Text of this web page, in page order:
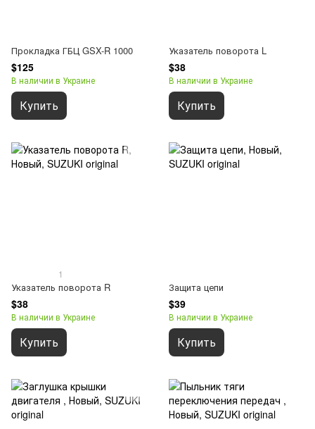
Прокладка ГБЦ GSX-R 1000
$125
В наличии в Украине
Купить
Указатель поворота L
$38
В наличии в Украине
Купить
1
Указатель поворота R
$38
В наличии в Украине
Купить
Защита цепи
$39
В наличии в Украине
Купить